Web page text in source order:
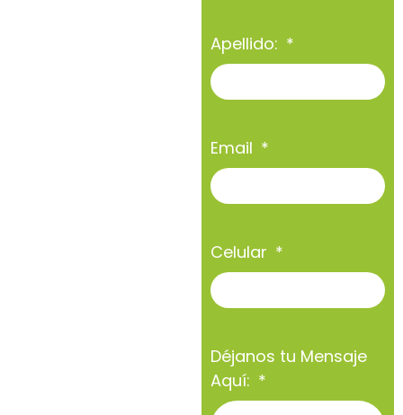
Apellido:
Email
Celular
Déjanos tu Mensaje
Aquí: